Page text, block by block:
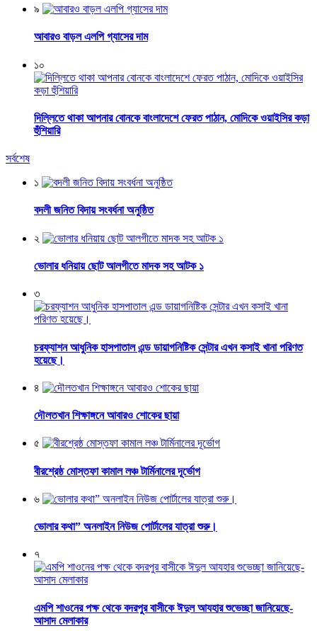
৯
আবারও বাড়ল এলপি গ্যাসের দাম
১০
দিল্লিতে থাকা আপনার বোনকে বাংলাদেশে ফেরত পাঠান, মোদিকে ওয়াইসির কড়া
হুঁশিয়ারি
সর্বশেষ
১
বদলী জনিত বিদায় সংবর্ধনা অনুষ্ঠিত
২
ভোলার ধনিয়ায় ছোট আলগীতে মাদক সহ আটক ১
৩
চরফ্যাশন আধুনিক হাসপাতাল এন্ড ডায়াগনিষ্টিক সেন্টার এখন কসাই খানা পরিণত
হয়েছে।
৪
দৌলতখান শিক্ষাঙ্গনে আবারও শোকের ছায়া
৫
বীরশ্রেষ্ঠ মোস্তফা কামাল লঞ্চ টার্মিনালের দূর্ভোগ
৬
ভোলার কথা” অনলাইন নিউজ পোর্টালের যাত্রা শুরু।
৭
এমপি শাওনের পক্ষ থেকে বদরপুর বাসীকে ঈদুল আযহার শুভেচ্ছা জানিয়েছে-
আসাদ মেলাকার